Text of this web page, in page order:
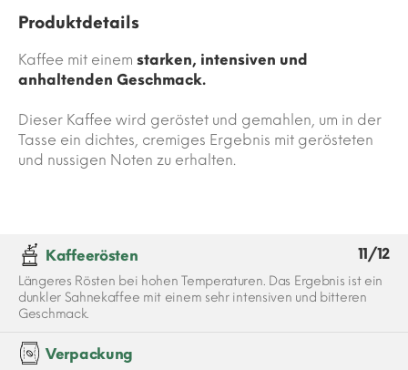
Produktdetails
Kaffee mit einem starken, intensiven und
anhaltenden Geschmack.
Dieser Kaffee wird geröstet und gemahlen, um in der
Tasse ein dichtes, cremiges Ergebnis mit gerösteten
und nussigen Noten zu erhalten.
Kaffeerösten 11/12
Längeres Rösten bei hohen Temperaturen. Das Ergebnis ist ein
dunkler Sahnekaffee mit einem sehr intensiven und bitteren
Geschmack.
Verpackung